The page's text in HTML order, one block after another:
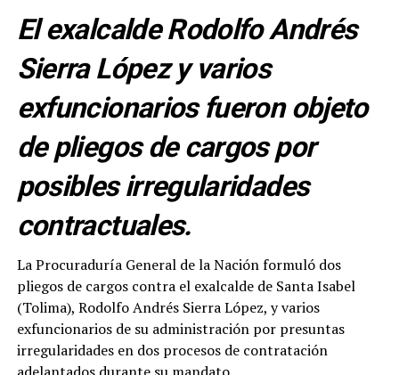
El exalcalde Rodolfo Andrés
Sierra López y varios
exfuncionarios fueron objeto
de pliegos de cargos por
posibles irregularidades
contractuales.
La Procuraduría General de la Nación formuló dos
pliegos de cargos contra el exalcalde de Santa Isabel
(Tolima), Rodolfo Andrés Sierra López, y varios
exfuncionarios de su administración por presuntas
irregularidades en dos procesos de contratación